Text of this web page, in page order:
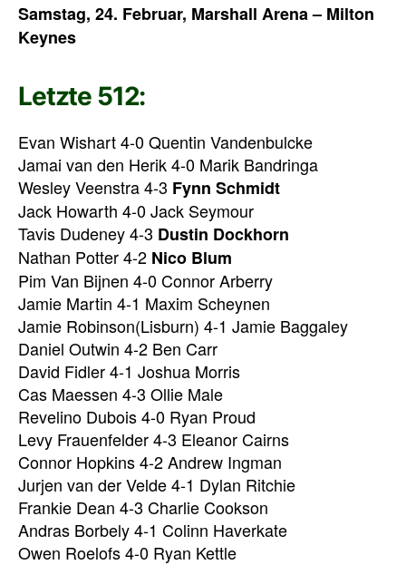
Samstag, 24. Februar, Marshall Arena – Milton
Keynes
Letzte 512:
Evan Wishart 4-0 Quentin Vandenbulcke
Jamai van den Herik 4-0 Marik Bandringa
Wesley Veenstra 4-3 Fynn Schmidt
Jack Howarth 4-0 Jack Seymour
Tavis Dudeney 4-3 Dustin Dockhorn
Nathan Potter 4-2 Nico Blum
Pim Van Bijnen 4-0 Connor Arberry
Jamie Martin 4-1 Maxim Scheynen
Jamie Robinson(Lisburn) 4-1 Jamie Baggaley
Daniel Outwin 4-2 Ben Carr
David Fidler 4-1 Joshua Morris
Cas Maessen 4-3 Ollie Male
Revelino Dubois 4-0 Ryan Proud
Levy Frauenfelder 4-3 Eleanor Cairns
Connor Hopkins 4-2 Andrew Ingman
Jurjen van der Velde 4-1 Dylan Ritchie
Frankie Dean 4-3 Charlie Cookson
Andras Borbely 4-1 Colinn Haverkate
Owen Roelofs 4-0 Ryan Kettle